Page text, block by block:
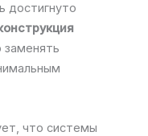
достигнуто
заменять
что системы